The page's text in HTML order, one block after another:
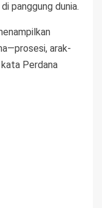
panggung dunia.
arak-
kata Perdana